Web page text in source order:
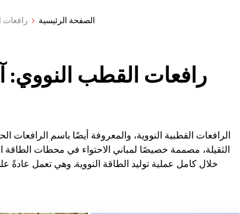
الصفحة الرئيسية رافعات
رافعات القطب النووي:
الرافعات القطبية النووية، والمعروفة أيضًا باسم الرافعات
الثقيلة، مصممة خصيصًا لمباني الاحتواء في محطات الطاقة
خلال كامل عملية توليد الطاقة النووية. وهي تعمل